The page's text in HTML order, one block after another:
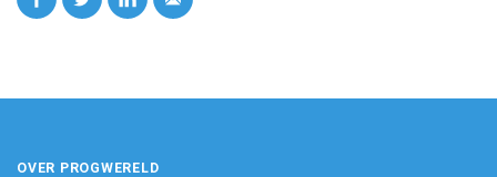
OVER PROGWERELD